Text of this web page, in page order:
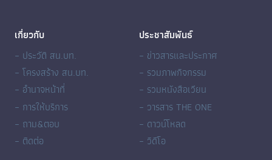
เกี่ยวกับ
– ประวัติ สน.บท.
– โครงสร้าง สน.บท.
– อำนาจหน้าที่
– การให้บริการ
– ถาม&ตอบ
– ติดต่อ
ประชาสัมพันธ์
– ข่าวสารและประกาศ
– รวมภาพกิจกรรม
– รวมหนังสือเวียน
– วารสาร THE ONE
– ดาวน์โหลด
– วิดีโอ